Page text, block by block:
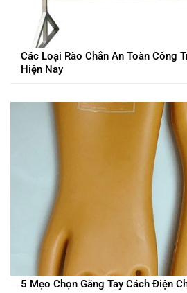
Các Loại Rào Chắn An Toàn Công
Hiện Nay
5 Mẹo Chọn Găng Tay Cách Điện